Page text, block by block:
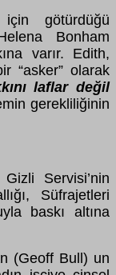
götürdüğü
Bonham
varır. Edith,
“asker” olarak
laflar değil
gerekliliğinin
Servisi’nin
Süfrajetleri
baskı altına
(Geoff Bull) un